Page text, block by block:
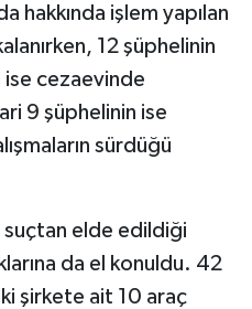
hakkında işlem yapılan
12 şüphelinin
ise cezaevinde
9 şüphelinin ise
sürdüğü
suçtan elde edildiği
da el konuldu. 42
şirkete ait 10 araç